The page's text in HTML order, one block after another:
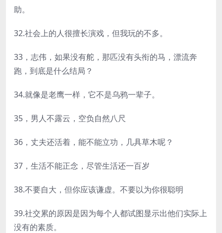
助。
32.社会上的人很擅长演戏，但我玩的不多。
33，志伟，如果没有舵，那匹没有头衔的马，漂流奔
跑，到底是什么结局？
34.就像是老鹰一样，它不是乌鸦一辈子。
35，男人不露云，空负自然八尺
36，丈夫还活着，能不能立功，几具草木呢？
37，生活不能正念，尽管生活还一百岁
38.不要自大，但你应该谦虚。不要以为你很聪明
39.社交累的原因是因为每个人都试图显示出他们实际上
没有的素质。